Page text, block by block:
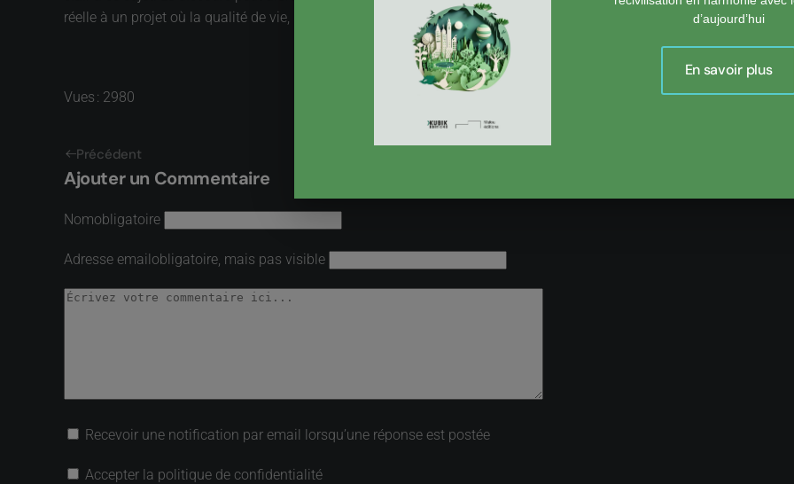
réelle à un projet où la qualité de vie, ici et maintenant, est synonyme de respect du futur et du reste du monde.
Vues : 2980
Précédent
Ajouter un Commentaire
Nomobligatoire
Adresse emailobligatoire, mais pas visible
Recevoir une notification par email lorsqu’une réponse est postée
Accepter la politique de confidentialité
d’aujourd’hui
En savoir plus